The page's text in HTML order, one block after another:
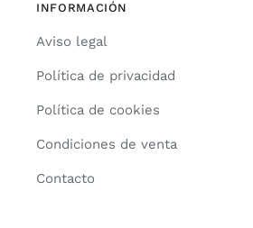
INFORMACIÓN
Aviso legal
Política de privacidad
Política de cookies
Condiciones de venta
Contacto